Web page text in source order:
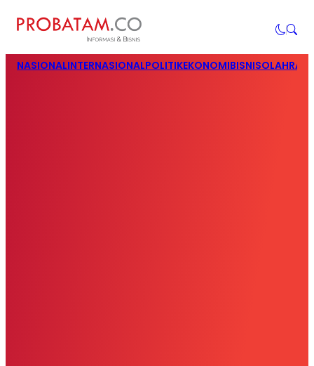
NASIONALINTERNASIONALPOLITIKEKONOMIBISNIS